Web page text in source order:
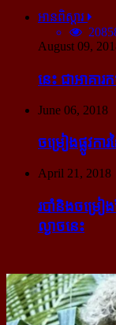
អានពិស្ដារ
August 09,
នេះ ជា​អាគា
June 06, 2018
ចម្រៀង​ផ្លូវក
April 21, 2018
របាំ​និង​ចម្រៀ
ល្ងាច​នេះ